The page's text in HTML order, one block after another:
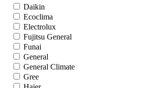
Daikin
Ecoclima
Electrolux
Fujitsu General
Funai
General
General Climate
Gree